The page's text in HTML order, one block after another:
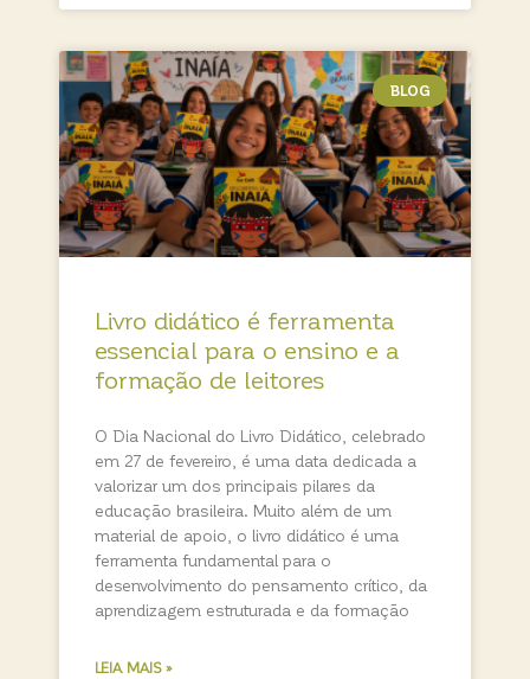
BLOG
Livro didático é ferramenta
essencial para o ensino e a
formação de leitores
O Dia Nacional do Livro Didático, celebrado
em 27 de fevereiro, é uma data dedicada a
valorizar um dos principais pilares da
educação brasileira. Muito além de um
material de apoio, o livro didático é uma
ferramenta fundamental para o
desenvolvimento do pensamento crítico, da
aprendizagem estruturada e da formação
LEIA MAIS »